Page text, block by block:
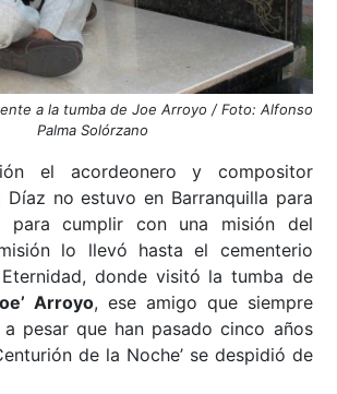
a la tumba de Joe Arroyo / Foto: Alfonso
Palma Solórzano
el acordeonero y compositor
Díaz no estuvo en Barranquilla para
para cumplir con una misión del
lo llevó hasta el cementerio
donde visitó la tumba de
Arroyo, ese amigo que siempre
pesar que han pasado cinco años
de la Noche’ se despidió de